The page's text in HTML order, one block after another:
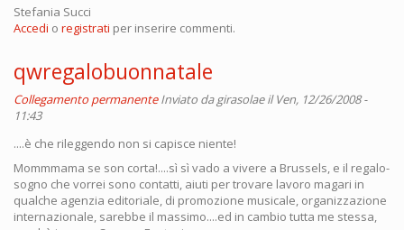
Stefania Succi
Accedi o registrati per inserire commenti.
qwregalobuonnatale
Collegamento permanente Inviato dagirasolaeil Ven, 12/26/2008 -
11:43
....è che rileggendo non si capisce niente!
Mommmama se son corta!....sì sì vado a vivere a Brussels, e il regalo-
sogno che vorrei sono contatti, aiuti per trovare lavoro magari in
qualche agenzia editoriale, di promozione musicale, organizzazione
internazionale, sarebbe il massimo....ed in cambio tutta me stessa,